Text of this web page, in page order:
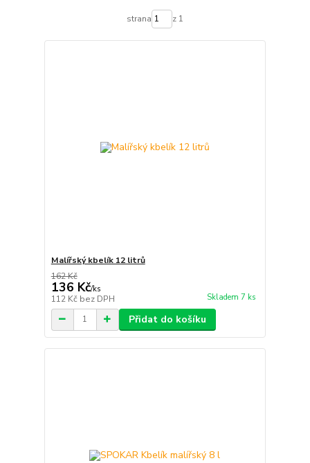
strana z 1
Malířský kbelík 12 litrů
162 Kč
136 Kč/ks
112 Kč bez DPH Skladem 7 ks
Přidat do košíku